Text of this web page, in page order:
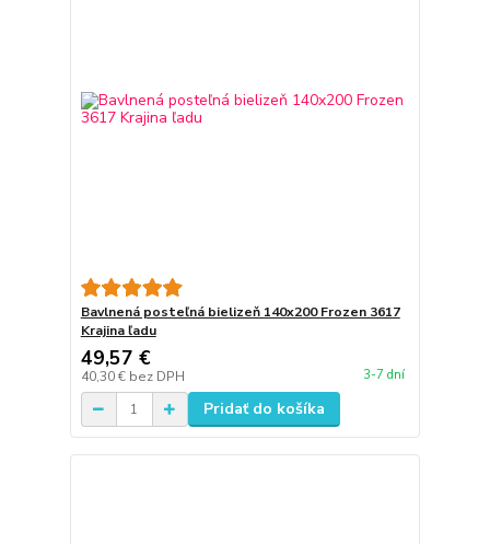
Bavlnená posteľná bielizeň 140x200 Frozen 3617
Krajina ľadu
49,57 €
40,30 € bez DPH 3-7 dní
Pridať do košíka